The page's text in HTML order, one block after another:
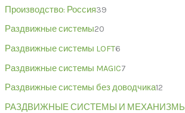
Производство: Россия39
Раздвижные системы20
Раздвижные системы LOFT6
Раздвижные системы MAGIC7
Раздвижные системы без доводчика12
РАЗДВИЖНЫЕ СИСТЕМЫ И МЕХАНИЗМЫ